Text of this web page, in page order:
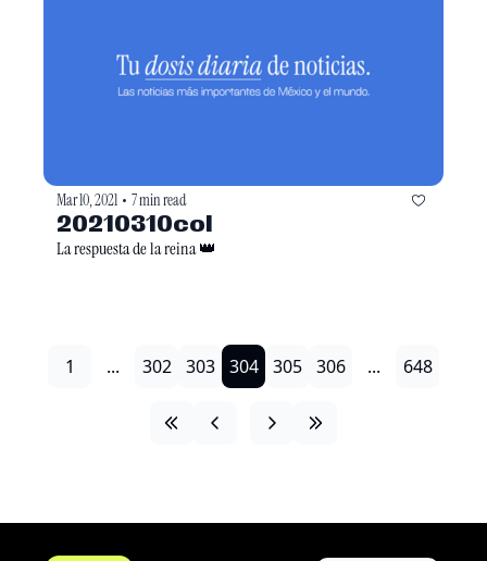
Mar 10, 2021 • 7 min read
20210310col
La respuesta de la reina 👑
1 ... 302 303 304 305 306 ... 648